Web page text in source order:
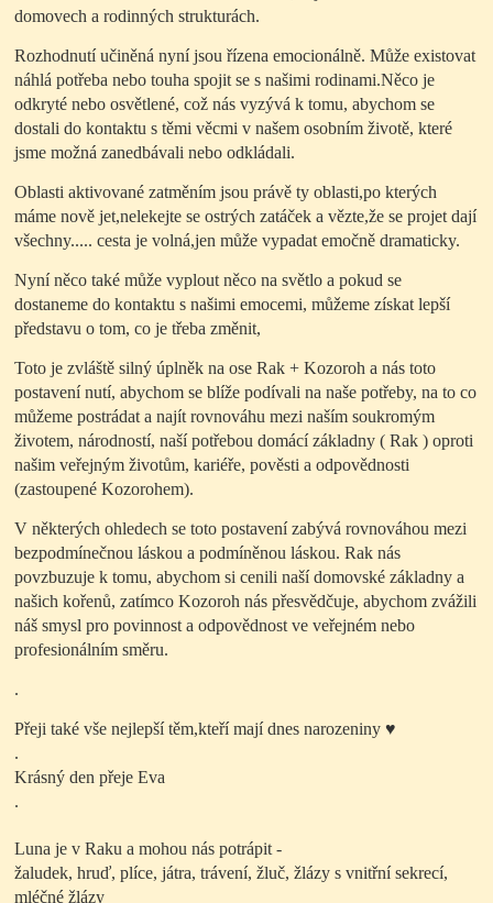
domovech a rodinných strukturách.
Rozhodnutí učiněná nyní jsou řízena emocionálně. Může existovat
náhlá potřeba nebo touha spojit se s našimi rodinami.Něco je
odkryté nebo osvětlené, což nás vyzývá k tomu, abychom se
dostali do kontaktu s těmi věcmi v našem osobním životě, které
jsme možná zanedbávali nebo odkládali.
Oblasti aktivované zatměním jsou právě ty oblasti,po kterých
máme nově jet,nelekejte se ostrých zatáček a vězte,že se projet dají
všechny..... cesta je volná,jen může vypadat emočně dramaticky.
Nyní něco také může vyplout něco na světlo a pokud se
dostaneme do kontaktu s našimi emocemi, můžeme získat lepší
představu o tom, co je třeba změnit,
Toto je zvláště silný úplněk na ose Rak + Kozoroh a nás toto
postavení nutí, abychom se blíže podívali na naše potřeby, na to co
můžeme postrádat a najít rovnováhu mezi naším soukromým
životem, národností, naší potřebou domácí základny ( Rak ) oproti
našim veřejným životům, kariéře, pověsti a odpovědnosti
(zastoupené Kozorohem).
V některých ohledech se toto postavení zabývá rovnováhou mezi
bezpodmínečnou láskou a podmíněnou láskou. Rak nás
povzbuzuje k tomu, abychom si cenili naší domovské základny a
našich kořenů, zatímco Kozoroh nás přesvědčuje, abychom zvážili
náš smysl pro povinnost a odpovědnost ve veřejném nebo
profesionálním směru.
.
Přeji také vše nejlepší těm,kteří mají dnes narozeniny♥
.
Krásný den přeje Eva
.
Luna je v Raku a mohou nás potrápit -
žaludek, hruď, plíce, játra, trávení, žluč, žlázy s vnitřní sekrecí,
mléčné žlázy